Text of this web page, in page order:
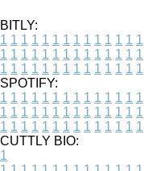
BITLY:
1 1 1 1 1 1 1 1 1 1 1 1 1 1
1 1 1 1 1 1 1 1 1 1 1 1 1 1
1 1 1 1 1 1 1 1 1 1 1 1 1 1
SPOTIFY:
1 1 1 1 1 1 1 1 1 1 1 1 1 1
1 1 1 1 1 1 1 1 1 1 1 1 1 1
1 1 1 1 1 1 1 1 1 1 1 1 1 1
CUTTLY BIO:
1